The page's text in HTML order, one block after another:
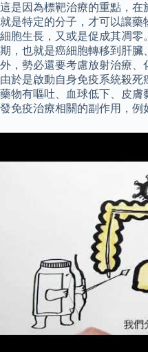
這是因為標靶治療的重點，
就是特定的分子，才可以讓
細胞生長，又或是促成其凋零
期，也就是癌細胞轉移到肝
外，勢必還要考慮放射治療、
由於是啟動自身免疫系統殺
藥物有嘔吐、血球低下、皮
發免疫治療相關的副作用，例